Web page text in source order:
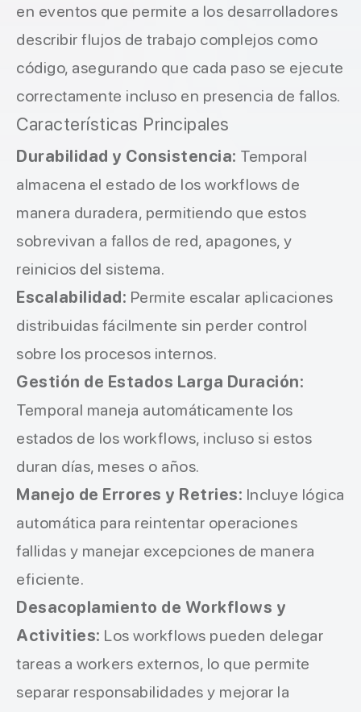
en eventos que permite a los desarrolladores
describir flujos de trabajo complejos como
código, asegurando que cada paso se ejecute
correctamente incluso en presencia de fallos.
Características Principales
Durabilidad y Consistencia: Temporal
almacena el estado de los workflows de
manera duradera, permitiendo que estos
sobrevivan a fallos de red, apagones, y
reinicios del sistema.
Escalabilidad: Permite escalar aplicaciones
distribuidas fácilmente sin perder control
sobre los procesos internos.
Gestión de Estados Larga Duración:
Temporal maneja automáticamente los
estados de los workflows, incluso si estos
duran días, meses o años.
Manejo de Errores y Retries: Incluye lógica
automática para reintentar operaciones
fallidas y manejar excepciones de manera
eficiente.
Desacoplamiento de Workflows y
Activities: Los workflows pueden delegar
tareas a workers externos, lo que permite
separar responsabilidades y mejorar la